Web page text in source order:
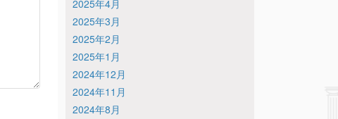
2025年4月
2025年3月
2025年2月
2025年1月
2024年12月
2024年11月
2024年8月